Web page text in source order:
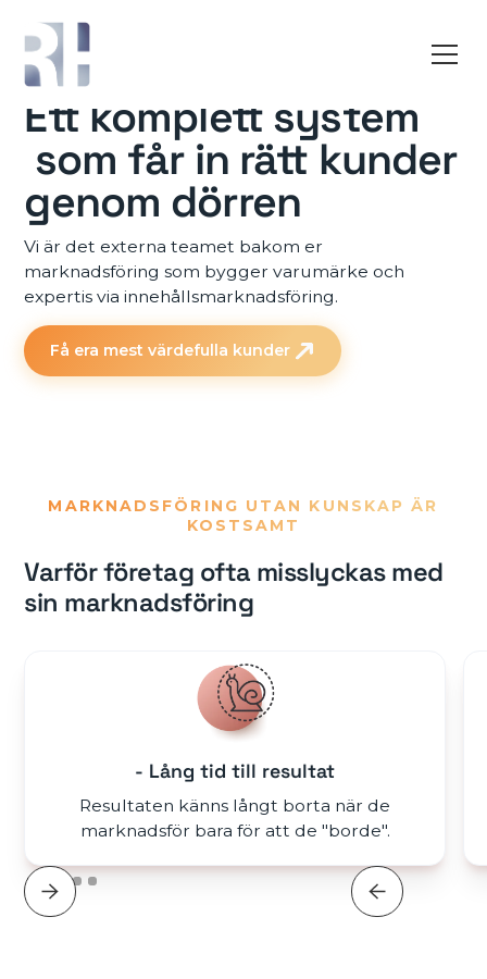
Ett komplett system
som får in rätt kunder
genom dörren
Vi är det externa teamet bakom er
marknadsföring som bygger varumärke och
expertis via innehållsmarknadsföring.
Få era mest värdefulla kunder
MARKNADSFÖRING UTAN KUNSKAP ÄR
KOSTSAMT
Varför företag ofta misslyckas med
sin marknadsföring
- Lång tid till resultat
Resultaten känns långt borta när de
marknadsför bara för att de "borde".